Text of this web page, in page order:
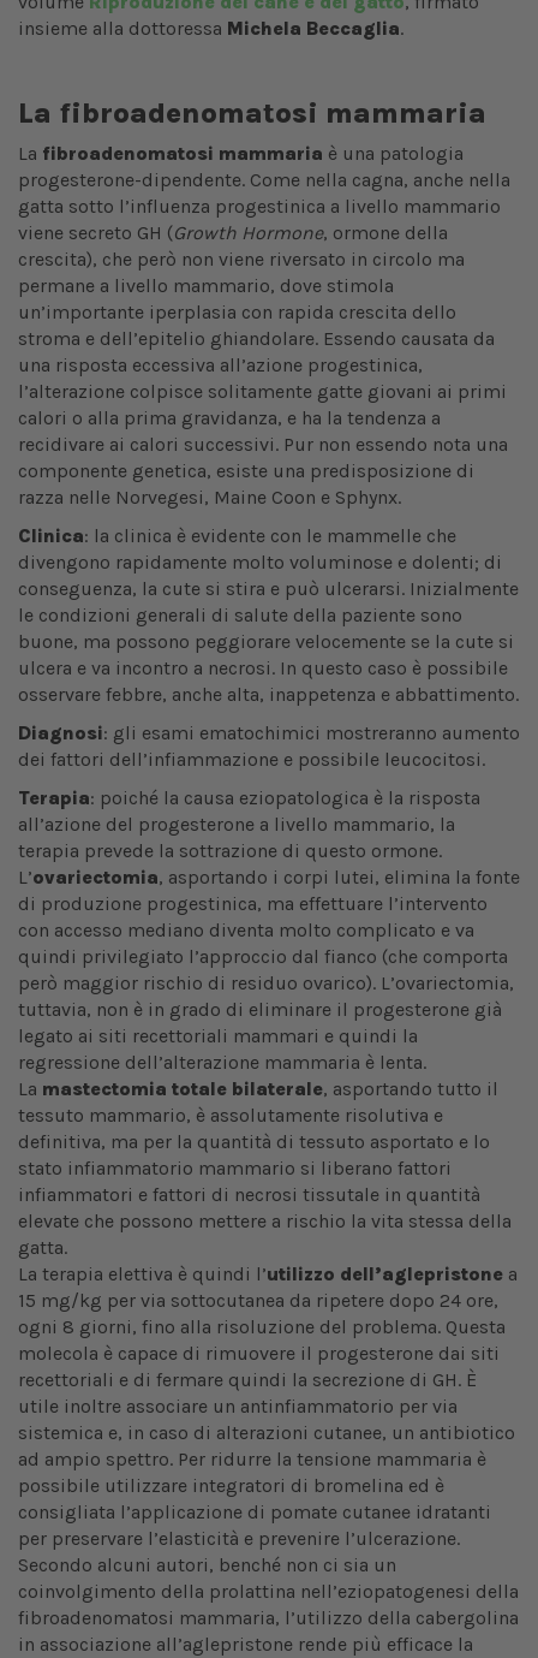
insieme alla dottoressa Michela Beccaglia.
La fibroadenomatosi mammaria
La fibroadenomatosi mammaria è una patologia
progesterone-dipendente. Come nella cagna, anche nella
gatta sotto l’influenza progestinica a livello mammario
viene secreto GH (Growth Hormone, ormone della
crescita), che però non viene riversato in circolo ma
permane a livello mammario, dove stimola
un’importante iperplasia con rapida crescita dello
stroma e dell’epitelio ghiandolare. Essendo causata da
una risposta eccessiva all’azione progestinica,
l’alterazione colpisce solitamente gatte giovani ai primi
calori o alla prima gravidanza, e ha la tendenza a
recidivare ai calori successivi. Pur non essendo nota una
componente genetica, esiste una predisposizione di
razza nelle Norvegesi, Maine Coon e Sphynx.
Clinica: la clinica è evidente con le mammelle che
divengono rapidamente molto voluminose e dolenti; di
conseguenza, la cute si stira e può ulcerarsi. Inizialmente
le condizioni generali di salute della paziente sono
buone, ma possono peggiorare velocemente se la cute si
ulcera e va incontro a necrosi. In questo caso è possibile
osservare febbre, anche alta, inappetenza e abbattimento.
Diagnosi: gli esami ematochimici mostreranno aumento
dei fattori dell’infiammazione e possibile leucocitosi.
Terapia: poiché la causa eziopatologica è la risposta
all’azione del progesterone a livello mammario, la
terapia prevede la sottrazione di questo ormone.
L’ovariectomia, asportando i corpi lutei, elimina la fonte
di produzione progestinica, ma effettuare l’intervento
con accesso mediano diventa molto complicato e va
quindi privilegiato l’approccio dal fianco (che comporta
però maggior rischio di residuo ovarico). L’ovariectomia,
tuttavia, non è in grado di eliminare il progesterone già
legato ai siti recettoriali mammari e quindi la
regressione dell’alterazione mammaria è lenta.
La mastectomia totale bilaterale, asportando tutto il
tessuto mammario, è assolutamente risolutiva e
definitiva, ma per la quantità di tessuto asportato e lo
stato infiammatorio mammario si liberano fattori
infiammatori e fattori di necrosi tissutale in quantità
elevate che possono mettere a rischio la vita stessa della
gatta.
La terapia elettiva è quindi l’utilizzo dell’aglepristone a
15 mg/kg per via sottocutanea da ripetere dopo 24 ore,
ogni 8 giorni, fino alla risoluzione del problema. Questa
molecola è capace di rimuovere il progesterone dai siti
recettoriali e di fermare quindi la secrezione di GH. È
utile inoltre associare un antinfiammatorio per via
sistemica e, in caso di alterazioni cutanee, un antibiotico
ad ampio spettro. Per ridurre la tensione mammaria è
possibile utilizzare integratori di bromelina ed è
consigliata l’applicazione di pomate cutanee idratanti
per preservare l’elasticità e prevenire l’ulcerazione.
Secondo alcuni autori, benché non ci sia un
coinvolgimento della prolattina nell’eziopatogenesi della
fibroadenomatosi mammaria, l’utilizzo della cabergolina
in associazione all’aglepristone rende più efficace la